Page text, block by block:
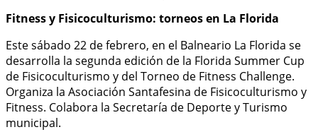
Fitness y Fisicoculturismo: torneos en La Florida
Este sábado 22 de febrero, en el Balneario La Florida se
desarrolla la segunda edición de la Florida Summer Cup
de Fisicoculturismo y del Torneo de Fitness Challenge.
Organiza la Asociación Santafesina de Fisicoculturismo y
Fitness. Colabora la Secretaría de Deporte y Turismo
municipal.